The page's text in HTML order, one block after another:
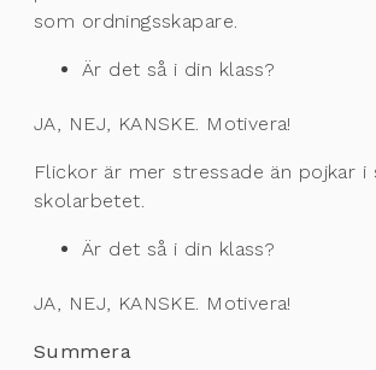
som ordningsskapare.
Är det så i din klass?
JA, NEJ, KANSKE. Motivera!
Flickor är mer stressade än pojkar i
skolarbetet.
Är det så i din klass?
JA, NEJ, KANSKE. Motivera!
Summera